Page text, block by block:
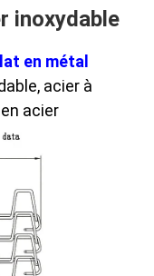
inoxydable
en métal
acier à
acier